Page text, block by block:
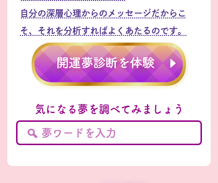
自分の深層心理からのメッセージだからこ
そ、それを分析すればよくあたるのです。
気になる夢を調べてみましょう